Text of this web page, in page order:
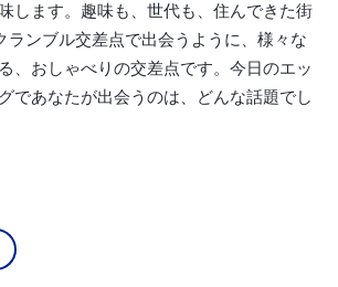
します。趣味も、世代も、住んできた街
ランブル交差点で出会うように、様々な
、おしゃべりの交差点です。今日のエッ
であなたが出会うのは、どんな話題でし